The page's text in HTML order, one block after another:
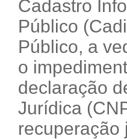
Cadastro
Público
Público, a
o
declaração
Jurídica
recuperação